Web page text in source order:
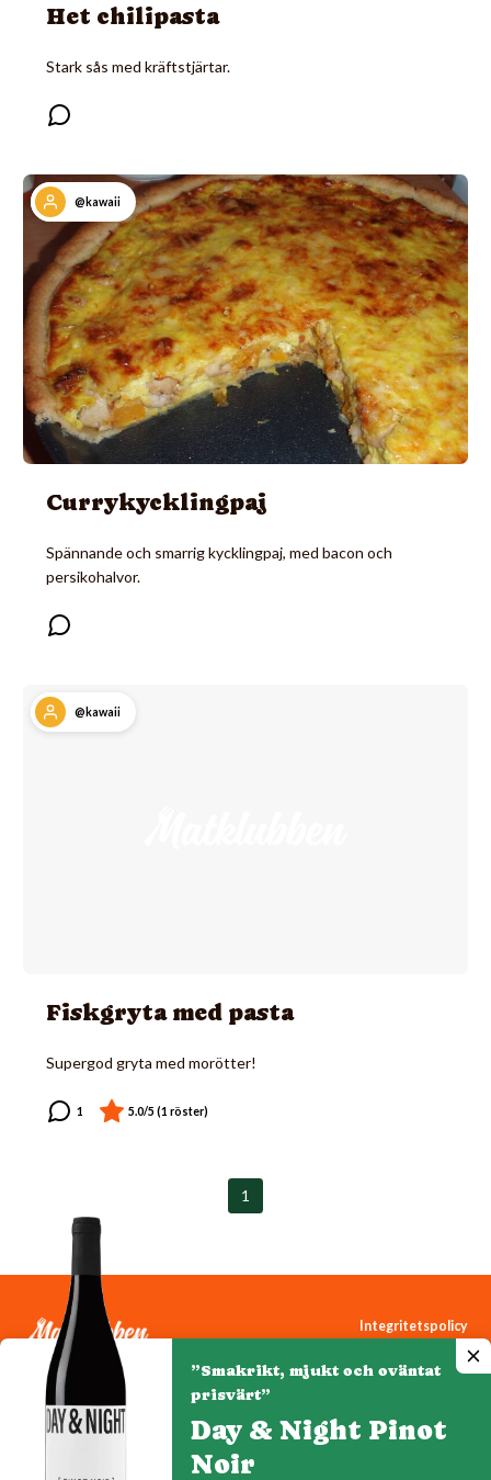
Het chilipasta
Stark sås med kräftstjärtar.
@kawaii
Currykycklingpaj
Spännande och smarrig kycklingpaj, med bacon och
persikohalvor.
@kawaii
Fiskgryta med pasta
Supergod gryta med morötter!
1
Integritetspolicy
Cookiepolicy
Denna webbplats drivs av Vinklubben i Norden AB
”Smakrikt, mjukt och oväntat
prisvärt”
Day & Night Pinot
Noir